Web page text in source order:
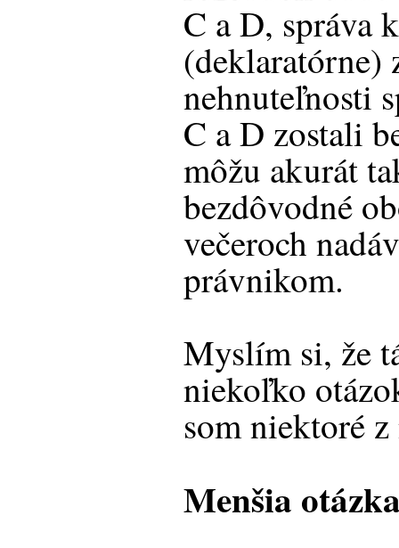
C a D, správa
(deklaratórne)
nehnuteľnosti
C a D zostali
môžu akurát
bezdôvodné
večeroch
právnikom.
Myslím si, že
niekoľko
som niektoré
Menšia